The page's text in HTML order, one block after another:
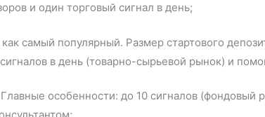
и один торговый сигнал в день;
самый популярный. Размер стартового
в день (товарно-сырьевой рынок) и
особенности: до 10 сигналов